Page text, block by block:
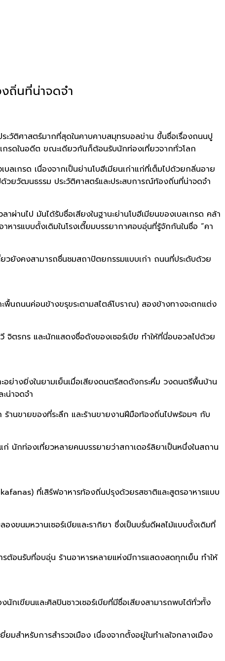
ถิ่นที่น่าจดจำ
ะวัติศาสตร์มากที่สุดในคาบคาบสมุทรบอลข่าน ขึ้นชื่อเรื่องถนนปู
รดในอดีต ขณะเดียวกันก็ต้อนรับนักท่องเที่ยวจากทั่วโลก
บลเกรด เนื่องจากเป็นย่านโบฮีเมียนเก่าแก่ที่เต็มไปด้วยกลิ่นอาย
วยวัฒนธรรม ประวัติศาสตร์และประสบการณ์ท้องถิ่นที่น่าจดจำ
านไป มันได้รับชื่อเสียงในฐานะย่านโบฮีเมียนของเบลเกรด คล้า
ารแบบดั้งเดิมในโรงเตี๊ยมบรรยากาศอบอุ่นที่รู้จักกันในชื่อ “คา
วยังคงสามารถชื่นชมสถาปัตยกรรมแบบเก่า ถนนที่ประดับด้วย
นถนนค่อนข้างขรุขระตามสไตล์โบราณ) สองข้างทางจะตกแต่ง
รกร และนักแสดงชื่อดังของเซอร์เบีย ทำให้ที่นี่อบอวลไปด้วย
ย่างยิ่งในยามเย็นเมื่อเสียงดนตรีสดดังกระหึ่ม วงดนตรีพื้นบ้าน
น่าจดจำ
านขายของที่ระลึก และร้านขายงานฝีมือท้องถิ่นไปพร้อมๆ กับ
นักท่องเที่ยวหลายคนบรรยายว่าสกาเดอร์ลิยาเป็นหนึ่งในสถาน
ที่เสิร์ฟอาหารท้องถิ่นปรุงด้วยรสชาติและสูตรอาหารแบบ
ขนมหวานเซอร์เบียและรากิยา ซึ่งเป็นบรั่นดีผลไม้แบบดั้งเดิมที่
ต้อนรับที่อบอุ่น ร้านอาหารหลายแห่งมีการแสดงสดทุกเย็น ทำให้
เขียนและศิลปินชาวเซอร์เบียที่มีชื่อเสียงสามารถพบได้ทั่วทั้ง
มสำหรับการสำรวจเมือง เนื่องจากตั้งอยู่ในทำเลใจกลางเมือง